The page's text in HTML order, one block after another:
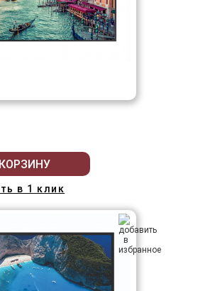
в 1 клик